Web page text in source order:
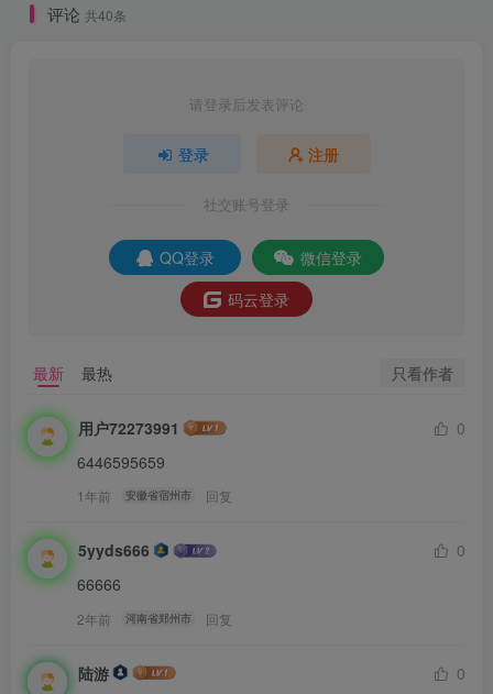
评论 共40条
请登录后发表评论
登录 注册
社交账号登录
QQ登录
微信登录
码云登录
最新 最热 只看作者
用户72273991
0
6446595659
1年前 安徽省宿州市 回复
5yyds666
0
66666
2年前 河南省郑州市 回复
陆游
0